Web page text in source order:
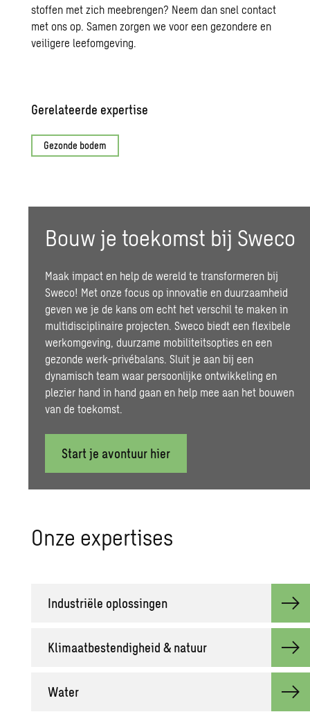
stoffen met zich meebrengen? Neem dan snelcontact
met ons op. Samen zorgen we voor een gezondere en
veiligere leefomgeving.
Gerelateerde expertise
Gezonde bodem
Bouw je toekomst bij Sweco
Maak impact en help de wereld te transformeren bij
Sweco! Met onze focus op innovatie en duurzaamheid
geven we je de kans om echt het verschil te maken in
multidisciplinaire projecten.Sweco biedt een flexibele
werkomgeving, duurzame mobiliteitsopties en een
gezonde werk-privébalans. Sluit je aan bij een
dynamisch team waar persoonlijke ontwikkeling en
plezier hand in hand gaan en help mee aan het bouwen
van de toekomst.
Start je avontuur hier
Onze ex­per­ti­ses
In­du­striële op­los­sin­gen
Kli­maat­be­sten­dig­heid & na­tuur
Water